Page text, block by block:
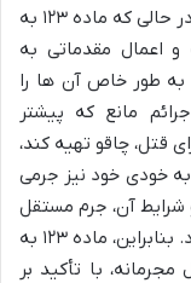
اقدامات اجرایی ناتمام جرم اصلی می پردازد، در حالی که ماده ۱۲۳ به
اعمال مقدماتی به
به طور خاص آن ها را
مانع که پیشتر
قتل، چاقو تهیه کند،
خودی خود نیز جرمی
آن، جرم مستقل
(مانند حمل سلاح سرد غیرمجاز) محسوب شود. بنابراین، ماده ۱۲۳ به
با تأکید بر